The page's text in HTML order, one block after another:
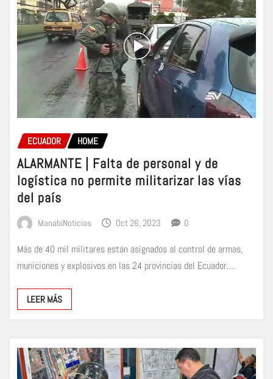
ECUADOR HOME
ALARMANTE | Falta de personal y de
logística no permite militarizar las vías
del país
ManabiNoticias Oct 26, 2023 0
Más de 40 mil militares están asignados al control de armas,
municiones y explosivos en las 24 provincias del Ecuador.…
LEER MÁS